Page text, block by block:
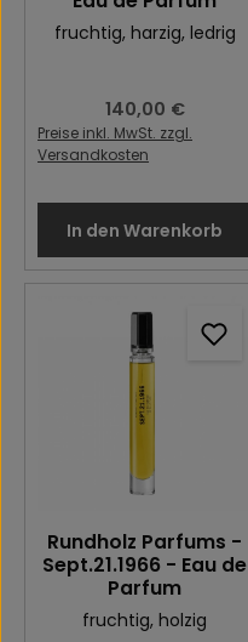
fruchtig, harzig, ledrig
Regulärer Preis:
140,00 €
Preise inkl. MwSt. zzgl.
Versandkosten
In den Warenkorb
Rundholz Parfums -
Sept.21.1966 - Eau de
Parfum
fruchtig, holzig